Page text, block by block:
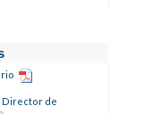
Director de